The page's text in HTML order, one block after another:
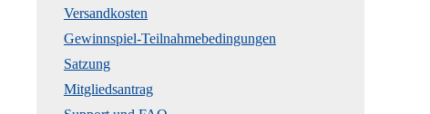
Versandkosten
Gewinnspiel-Teilnahmebedingungen
Satzung
Mitgliedsantrag